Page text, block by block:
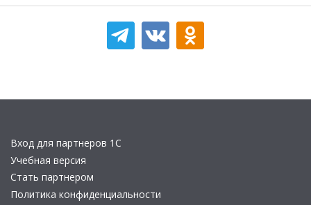
Вход для партнеров 1С
Учебная версия
Стать партнером
Политика конфиденциальности